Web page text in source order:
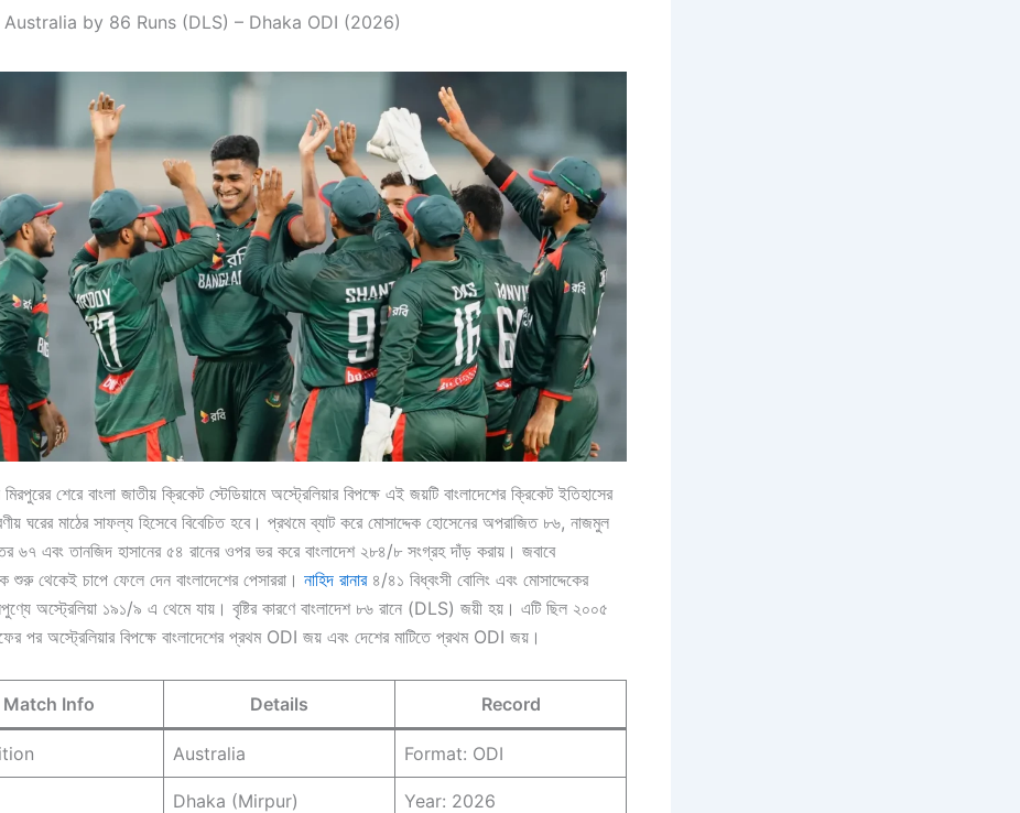
Australia by 86 Runs (DLS) – Dhaka ODI (2026)
শেরে বাংলা জাতীয় ক্রিকেট স্টেডিয়ামে অস্ট্রেলিয়ার বিপক্ষে এই জয়টি বাংলাদেশের ক্রিকেট ইতিহাসের
ঘরের মাঠের সাফল্য হিসেবে বিবেচিত হবে। প্রথমে ব্যাট করে মোসাদ্দেক হোসেনের অপরাজিত ৮৬, নাজমুল
৬৭ এবং তানজিদ হাসানের ৫৪ রানের ওপর ভর করে বাংলাদেশ ২৮৪/৮ সংগ্রহ দাঁড় করায়। জবাবে
শুরু থেকেই চাপে ফেলে দেন বাংলাদেশের পেসাররা। নাহিদ রানার৪/৪১ বিধ্বংসী বোলিং এবং মোসাদ্দেকের
অস্ট্রেলিয়া ১৯১/৯ এ থেমে যায়। বৃষ্টির কারণে বাংলাদেশ ৮৬ রানে (DLS) জয়ী হয়। এটি ছিল ২০০৫
পর অস্ট্রেলিয়ার বিপক্ষে বাংলাদেশের প্রথম ODI জয় এবং দেশের মাটিতে প্রথম ODI জয়।
Match Info Details Record
Australia Format: ODI
Dhaka (Mirpur) Year: 2026